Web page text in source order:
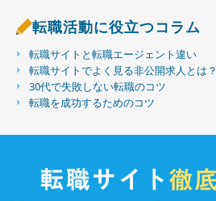
転職活動に役立つコラム
転職サイトと転職エージェント違い
転職サイトでよく見る非公開求人とは？
30代で失敗しない転職のコツ
転職を成功するためのコツ